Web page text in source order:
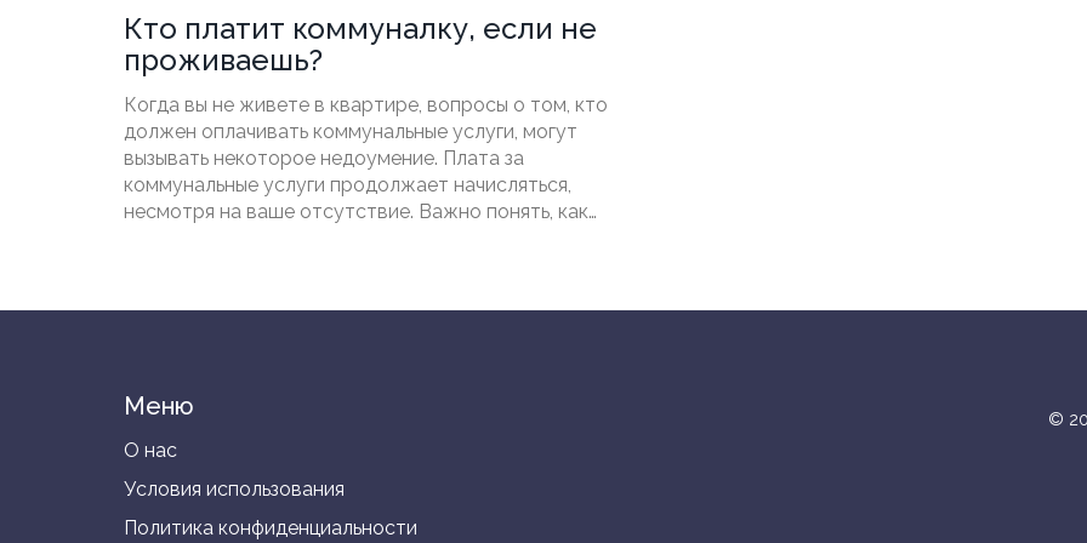
Кто платит коммуналку, если не
проживаешь?
Когда вы не живете в квартире, вопросы о том, кто
должен оплачивать коммунальные услуги, могут
вызывать некоторое недоумение. Плата за
коммунальные услуги продолжает начисляться,
несмотря на ваше отсутствие. Важно понять, как
Меню
О нас
Условия использования
Политика конфиденциальности
©